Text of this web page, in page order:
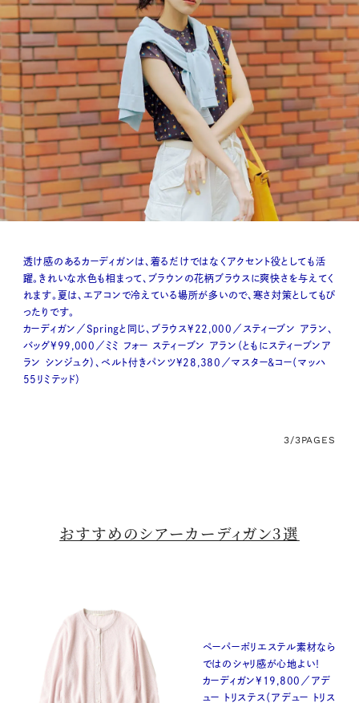
透け感のあるカーディガンは、着るだけではなくアクセント役としても活
躍。きれいな水色も相まって、ブラウンの花柄ブラウスに爽快さを与えてく
れます。夏は、エアコンで冷えている場所が多いので、寒さ対策としてもぴ
ったりです。
カーディガン／Springと同じ、ブラウス¥22,000／スティーブン アラン、
バッグ¥99,000／ミミ フォー スティーブン アラン（ともにスティーブンア
ラン シンジュク）、ベルト付きパンツ¥28,380／マスター&コー（マッハ
55リミテッド）
3/3PAGES
おすすめのシアーカーディガン3選
ペーパーポリエステル素材なら
ではのシャリ感が心地よい！
カーディガン¥19,800／アデ
ュー トリステス（アデュー トリス